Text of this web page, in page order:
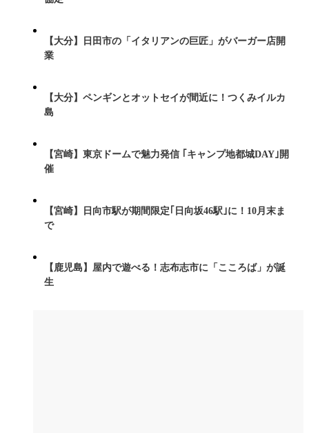
【大分】日田市の「イタリアンの巨匠」がバーガー店開
業
【大分】ペンギンとオットセイが間近に！つくみイルカ
島
【宮崎】東京ドームで魅力発信 ｢キャンプ地都城DAY｣開
催
【宮崎】日向市駅が期間限定｢日向坂46駅｣に！10月末ま
で
【鹿児島】屋内で遊べる！志布志市に「こころば」が誕
生